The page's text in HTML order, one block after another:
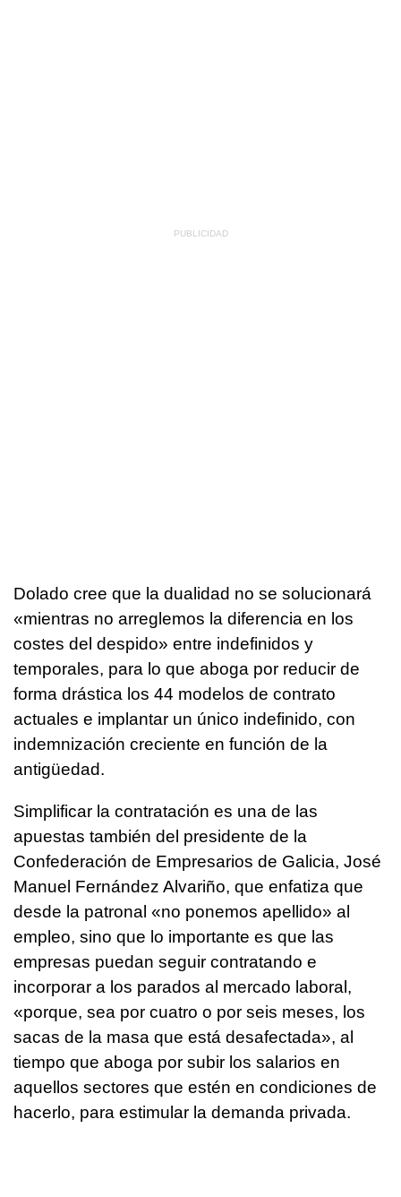
Dolado cree que la dualidad no se solucionará
«mientras no arreglemos la diferencia en los
costes del despido» entre indefinidos y
temporales, para lo que aboga por reducir de
forma drástica los 44 modelos de contrato
actuales e implantar un único indefinido, con
indemnización creciente en función de la
antigüedad.
Simplificar la contratación es una de las
apuestas también del presidente de la
Confederación de Empresarios de Galicia, José
Manuel Fernández Alvariño, que enfatiza que
desde la patronal «no ponemos apellido» al
empleo, sino que lo importante es que las
empresas puedan seguir contratando e
incorporar a los parados al mercado laboral,
«porque, sea por cuatro o por seis meses, los
sacas de la masa que está desafectada», al
tiempo que aboga por subir los salarios en
aquellos sectores que estén en condiciones de
hacerlo, para estimular la demanda privada.